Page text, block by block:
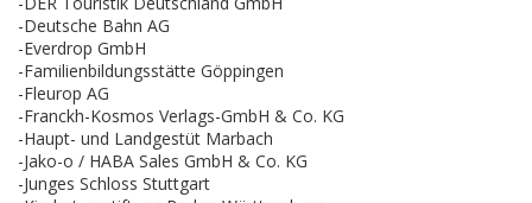
-Deutsche Bahn AG
-Everdrop GmbH
-Familienbildungsstätte Göppingen
-Fleurop AG
-Franckh-Kosmos Verlags-GmbH & Co. KG
-Haupt- und Landgestüt Marbach
-Jako-o / HABA Sales GmbH & Co. KG
-Junges Schloss Stuttgart